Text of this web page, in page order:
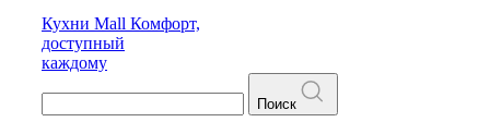
Кухни Mall Комфорт,
доступный
каждому
Поиск